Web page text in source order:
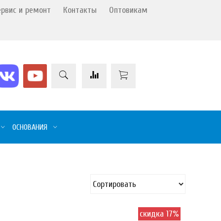
и ремонт Контакты Оптовикам
ОСНОВАНИЯ
скидка 17%